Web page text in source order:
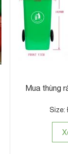
Mua thùng
Size: